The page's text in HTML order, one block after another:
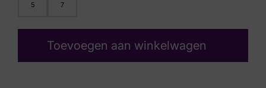
5 7
Toevoegen aan winkelwagen